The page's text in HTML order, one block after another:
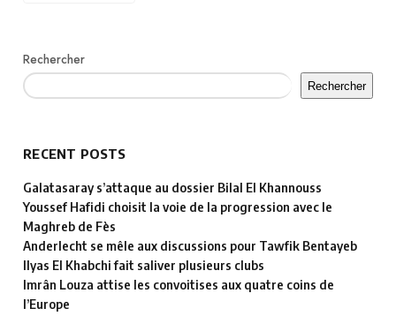
Rechercher
Rechercher
RECENT POSTS
Galatasaray s’attaque au dossier Bilal El Khannouss
Youssef Hafidi choisit la voie de la progression avec le
Maghreb de Fès
Anderlecht se mêle aux discussions pour Tawfik Bentayeb
Ilyas El Khabchi fait saliver plusieurs clubs
Imrân Louza attise les convoitises aux quatre coins de
l’Europe